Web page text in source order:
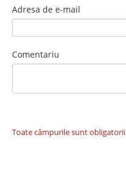
Adresa de e-mail
Comentariu
Toate câmpurile sunt obligatorii